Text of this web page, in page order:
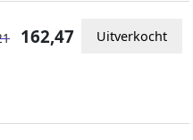
162,47 Uitverkocht